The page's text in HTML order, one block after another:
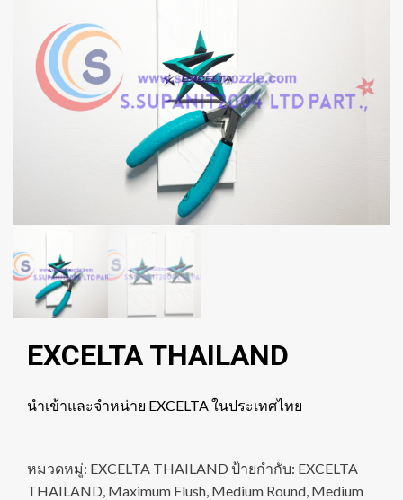
EXCELTA THAILAND
นำเข้าและจำหน่าย EXCELTA ในประเทศไทย
หมวดหมู่: EXCELTA THAILAND ป้ายกำกับ: EXCELTA
THAILAND, Maximum Flush, Medium Round, Medium